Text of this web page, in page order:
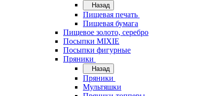
Назад
Пищевая печать
Пищевая бумага
Пищевое золото, серебро
Посыпки MIXIE
Посыпки фигурные
Пряники
Назад
Пряники
Мультяшки